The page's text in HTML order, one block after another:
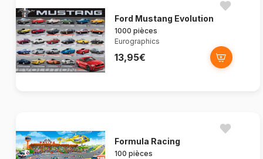
Ford Mustang Evolution
1000 pièces
Eurographics
13,95€
Formula Racing
100 pièces